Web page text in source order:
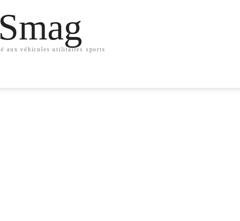
aux véhicules utilitaires sports